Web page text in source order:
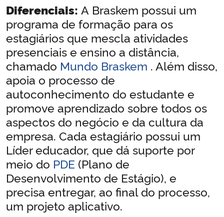
Diferenciais: A Braskem possui um
programa de formação para os
estagiários que mescla atividades
presenciais e ensino a distância,
chamado Mundo Braskem . Além disso,
apoia o processo de
autoconhecimento do estudante e
promove aprendizado sobre todos os
aspectos do negócio e da cultura da
empresa. Cada estagiário possui um
Líder educador, que dá suporte por
meio do PDE (Plano de
Desenvolvimento de Estágio), e
precisa entregar, ao final do processo,
um projeto aplicativo.